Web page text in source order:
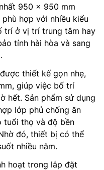
950 x 950 mm
hợp với nhiều kiểu
trí ở vị trí trung tâm hay
tính hài hòa và sang
thiết kế gọn nhẹ,
giúp việc bố trí
hết. Sản phẩm sử dụng
lớp phủ chống ăn
tuổi thọ và độ bền
đó, thiết bị có thể
nhiều năm.
hoạt trong lắp đặt